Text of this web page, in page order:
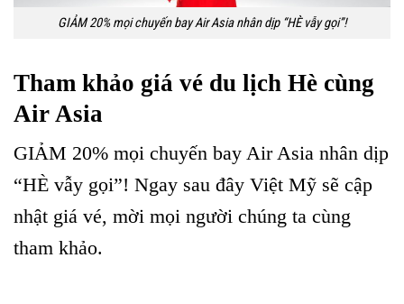
GIẢM 20% mọi chuyến bay Air Asia nhân dịp “HÈ vẫy gọi”!
Tham khảo giá vé du lịch Hè cùng
Air Asia
GIẢM 20% mọi chuyến bay Air Asia nhân dịp
“HÈ vẫy gọi”! Ngay sau đây Việt Mỹ sẽ cập
nhật giá vé, mời mọi người chúng ta cùng
tham khảo.